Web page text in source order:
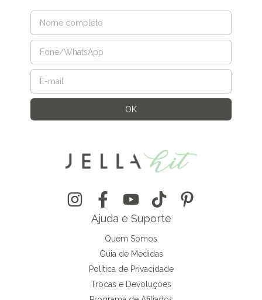
Ajuda e Suporte
Quem Somos
Guia de Medidas
Política de Privacidade
Trocas e Devoluções